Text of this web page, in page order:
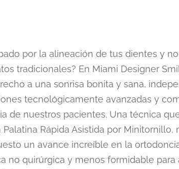
por la alineación de tus dientes y
tradicionales? En Miami Designer
a una sonrisa bonita y sana,
tecnológicamente avanzadas y
de nuestros pacientes. Una técnica
Rápida Asistida por
un avance increíble en la
no quirúrgica y menos formidable para